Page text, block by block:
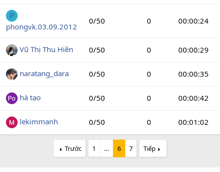
P
phongvk.03.09.2012
0/50 0 00:00:24
Vũ Thị Thu Hiền 0/50 0 00:00:29
naratang_dara 0/50 0 00:00:35
hà tạo 0/50 0 00:00:42
lekimmanh 0/50 0 00:01:02
Trước 1 … 6 7 Tiếp